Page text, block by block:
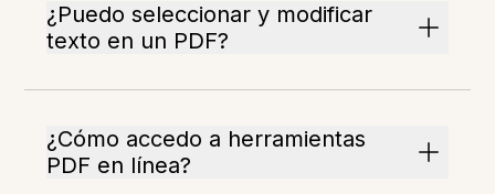
¿Puedo seleccionar y modificar
texto en un PDF?
¿Cómo accedo a herramientas
PDF en línea?